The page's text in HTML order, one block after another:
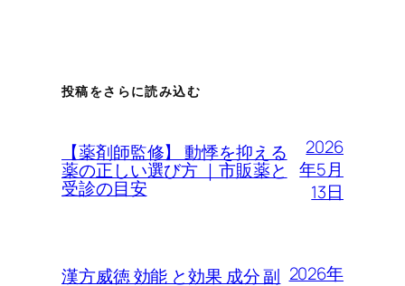
投稿をさらに読み込む
【薬剤師監修】 動悸を抑える
薬の正しい選び方 ｜市販薬と
受診の目安
2026
年5月
13日
漢方威徳 効能 と効果 成分 副 2026年